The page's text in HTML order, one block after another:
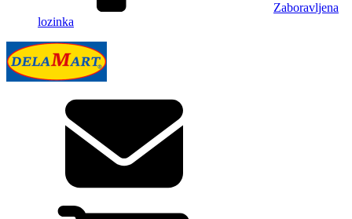
Zaboravljena
lozinka